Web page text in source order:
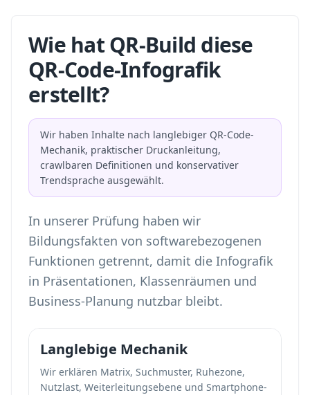
Wie hat QR-Build diese
QR-Code-Infografik
erstellt?
Wir haben Inhalte nach langlebiger QR-Code-
Mechanik, praktischer Druckanleitung,
crawlbaren Definitionen und konservativer
Trendsprache ausgewählt.
In unserer Prüfung haben wir
Bildungsfakten von softwarebezogenen
Funktionen getrennt, damit die Infografik
in Präsentationen, Klassenräumen und
Business-Planung nutzbar bleibt.
Langlebige Mechanik
Wir erklären Matrix, Suchmuster, Ruhezone,
Nutzlast, Weiterleitungsebene und Smartphone-